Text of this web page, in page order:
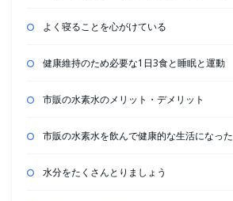
よく寝ることを心がけている
健康維持のため必要な1日3食と睡眠と運動
市販の水素水のメリット・デメリット
市販の水素水を飲んで健康的な生活になった
水分をたくさんとりましょう